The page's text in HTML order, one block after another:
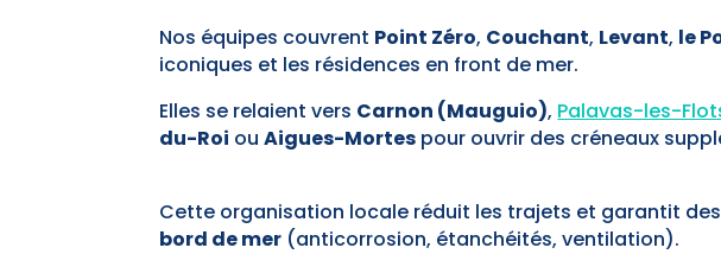
Nos équipes couvrent Point Zéro, Couchant, Levant, le
iconiques et les résidences en front de mer.
Elles se relaient vers Carnon (Mauguio), Palavas-les-
du-Roi ouAigues-Mortes pour ouvrir des créneaux
Cette organisation locale réduit les trajets et garantit
bord de mer (anticorrosion, étanchéités, ventilation).